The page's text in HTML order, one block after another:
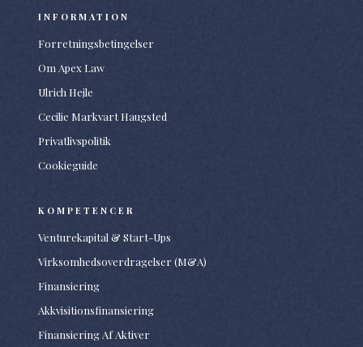
INFORMATION
Forretningsbetingelser
Om Apex Law
Ulrich Hejle
Cecilie Markvart Haugsted
Privatlivspolitik
Cookieguide
KOMPETENCER
Venturekapital & Start-Ups
Virksomhedsoverdragelser (M&A)
Finansiering
Akkvisitionsfinansiering
Finansiering Af Aktiver